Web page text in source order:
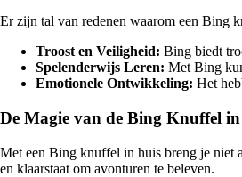
Er zijn tal van redenen waarom een Bing
Troost en Veiligheid: Bing biedt
Spelenderwijs Leren: Met Bing
Emotionele Ontwikkeling: Het
De Magie van de Bing Knuffel
Met een Bing knuffel in huis breng je niet
en klaarstaat om avonturen te beleven.